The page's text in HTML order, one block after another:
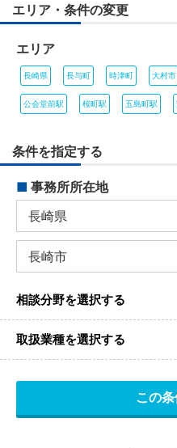
エリア・条件の変更
エリア
長崎県 長与町 時津町 大村市
公会堂前駅 桜町駅 五島町駅
条件を指定する
■ 事務所所在地
相談分野を選択する
取扱業種を選択する